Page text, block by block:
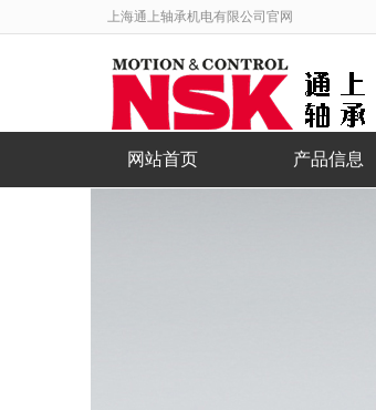
上海通上轴承机电有限公司官网
网站首页 产品信息